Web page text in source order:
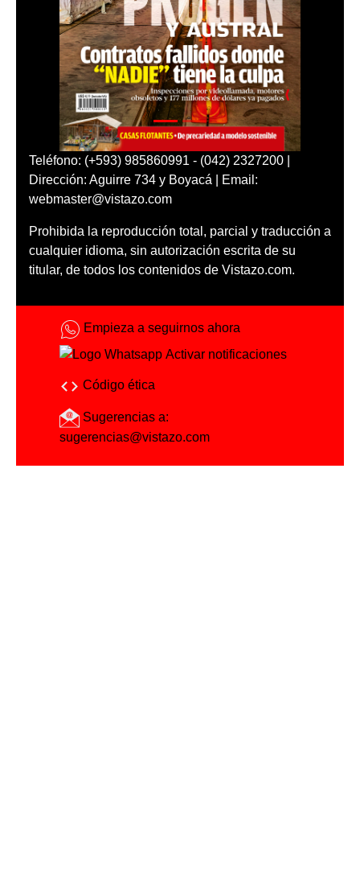
Teléfono: (+593) 985860991 - (042) 2327200 |
Dirección: Aguirre 734 y Boyacá | Email:
webmaster@vistazo.com
Prohibida la reproducción total, parcial y traducción a
cualquier idioma, sin autorización escrita de su
titular, de todos los contenidos de Vistazo.com.
Empieza a seguirnos ahora
Activar notificaciones
Código ética
Sugerencias a:
sugerencias@vistazo.com